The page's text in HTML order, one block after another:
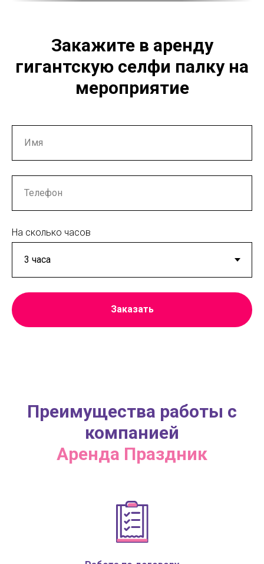
Закажите в аренду
гигантскую селфи палку на
мероприятие
На сколько часов
Заказать
Преимущества работы с
компанией
Аренда Праздник